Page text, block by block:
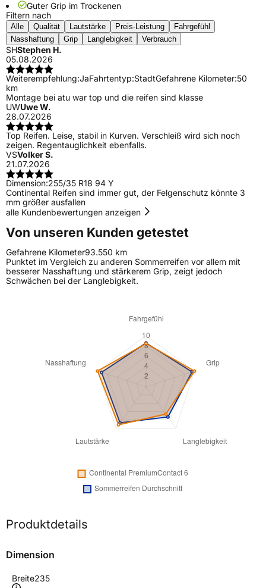
Guter Grip im Trockenen
Filtern nach
Alle Qualität Lautstärke Preis-Leistung
Fahrgefühl
Nasshaftung
Grip Langlebigkeit Verbrauch
SHStephen H.
05.08.2026
Weiterempfehlung:JaFahrtentyp:StadtGefahrene Kilometer:50
km
Montage bei atu war top und die reifen sind klasse
UWUwe W.
28.07.2026
Top Reifen. Leise, stabil in Kurven. Verschleiß wird sich noch
zeigen. Regentauglichkeit ebenfalls.
VSVolker S.
21.07.2026
Dimension:255/35 R18 94 Y
Continental Reifen sind immer gut, der Felgenschutz könnte 3
mm größer ausfallen
alle Kundenbewertungen anzeigen
Von unseren Kunden getestet
Gefahrene Kilometer93.550 km
Punktet im Vergleich zu anderen Sommerreifen vor allem mit
besserer Nasshaftung und stärkerem Grip, zeigt jedoch
Schwächen bei der Langlebigkeit.
Produktdetails
Dimension
Breite235